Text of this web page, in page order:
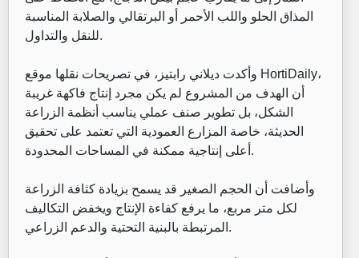
المذاق الحلو واللب الأحمر أو البرتقالي والصلابة المناسبة
للنقل والتداول.
وأكدت ديلاني رابتيز، في تصريحات نقلها موقع HortiDaily،
أن الهدف من المشروع لم يكن مجرد إنتاج فاكهة غريبة
الشكل، بل تطوير صنف عملي يناسب أنظمة الزراعة
الحديثة، خاصة المزارع العمودية التي تعتمد على تحقيق
أعلى إنتاجية ممكنة في المساحات المحدودة.
وأضافت أن الحجم الصغير قد يسمح بزيادة كثافة الزراعة
لكل متر مربع، ما يرفع كفاءة الإنتاج ويخفض التكاليف
المرتبطة بالبنية التحتية والدعم الزراعي.